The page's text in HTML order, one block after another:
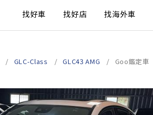
找好車 找好店 找海外車
GLC-Class GLC43 AMG Goo鑑定車